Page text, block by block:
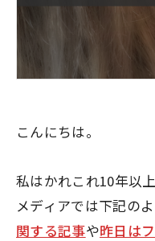
こんにちは。
私はかれこれ10年以
メディアでは下記の
関する記事や昨日は